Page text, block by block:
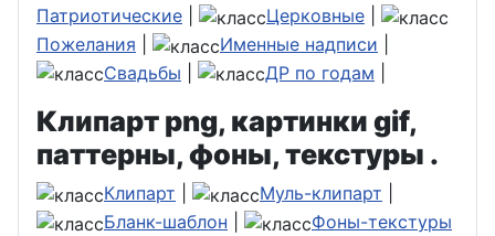
Патриотические
Церковные
Пожелания
Именные надписи
Свадьбы
ДР по годам
Клипарт png, картинки gif,
паттерны, фоны, текстуры .
Клипарт Муль-клипарт
Бланк-шаблон
Фоны-текстуры